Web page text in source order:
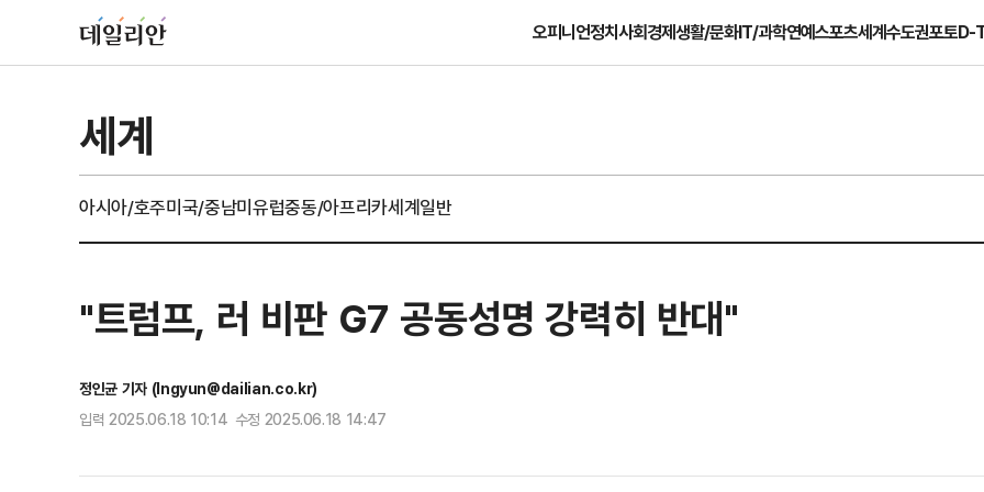
오피니언정치사회경제생활/문화IT/과학연예스포츠세계수도권포토D-
세계
아시아/호주미국/중남미유럽중동/아프리카세계일반
"트럼프, 러 비판 G7 공동성명 강력히 반대"
정인균 기자 (Ingyun@dailian.co.kr)
입력 2025.06.18 10:14 수정 2025.06.18 14:47